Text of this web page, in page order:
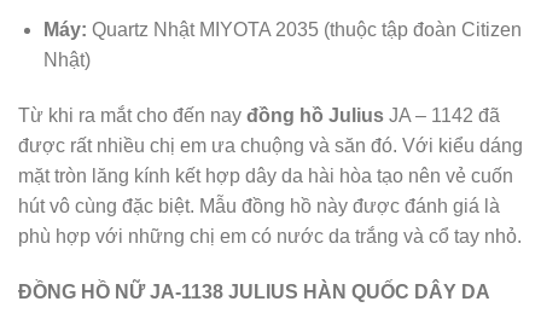
Máy: Quartz Nhật MIYOTA 2035 (thuộc tập đoàn Citizen
Nhật)
Từ khi ra mắt cho đến nay đồng hồ Julius JA – 1142 đã
được rất nhiều chị em ưa chuộng và săn đó. Với kiểu dáng
mặt tròn lăng kính kết hợp dây da hài hòa tạo nên vẻ cuốn
hút vô cùng đặc biệt. Mẫu đồng hồ này được đánh giá là
phù hợp với những chị em có nước da trắng và cổ tay nhỏ.
ĐỒNG HỒ NỮ JA-1138 JULIUS HÀN QUỐC DÂY DA